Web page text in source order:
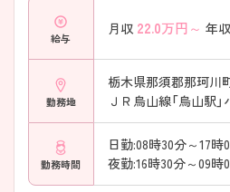
給与
月収 22.0万円～ 年収
勤務地
栃木県那須郡那珂川
ＪＲ烏山線「烏山駅」
勤務時間
日勤:08時30分～17時
夜勤:16時30分～09時